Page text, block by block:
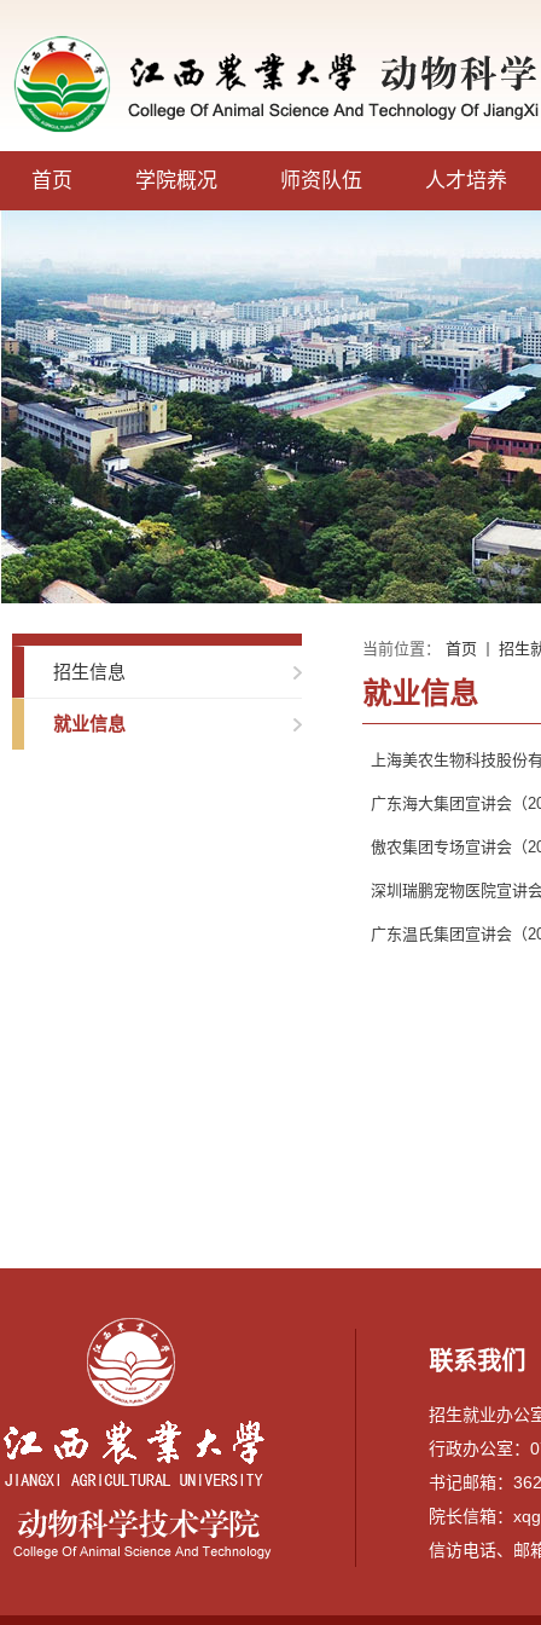
首页 学院概况 师资队伍 人才培养
招生信息
就业信息
当前位置： 首页 招生
就业信息
上海美农生物科技股份
广东海大集团宣讲会（
傲农集团专场宣讲会（
深圳瑞鹏宠物医院宣讲
广东温氏集团宣讲会（
联系我们
招生就业办公
行政办公室：
书记邮箱：
院长信箱：
信访电话、邮